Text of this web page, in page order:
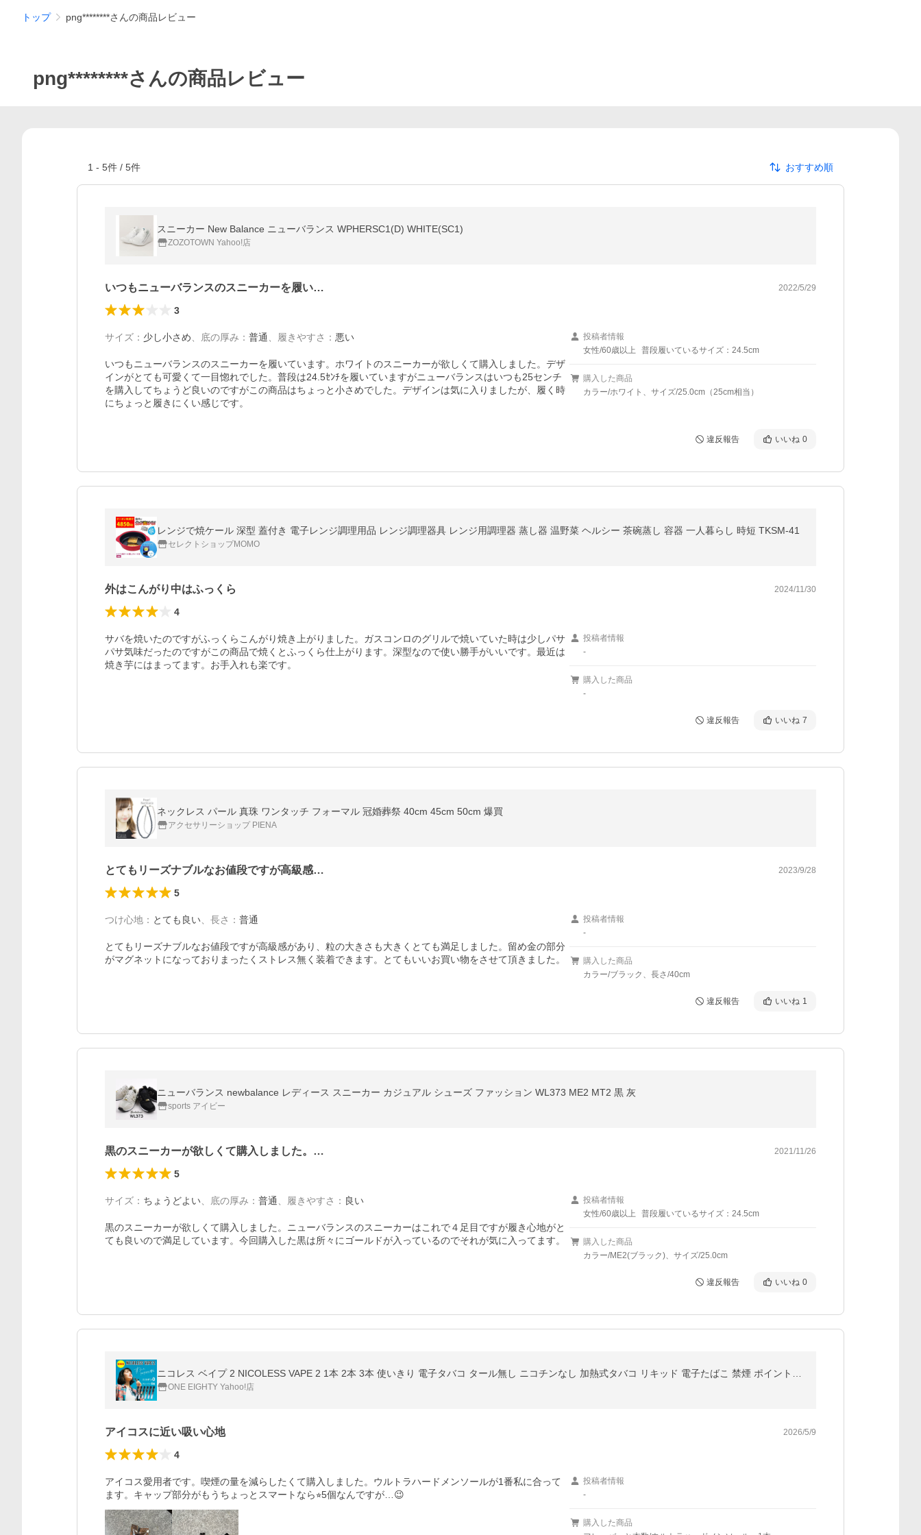
トップ png********さんの商品レビュー
png********さんの商品レビュー
1 - 5件 / 5件 おすすめ順
スニーカー New Balance ニューバランス WPHERSC1(D) WHITE(SC1)
ZOZOTOWN Yahoo!店
いつもニューバランスのスニーカーを履い… 2022/5/29
3
サイズ ： 少し小さめ 底の厚み ： 普通 履きやすさ ： 悪い
いつもニューバランスのスニーカーを履いています。ホワイトのスニーカーが欲しくて購入しました。デザ
インがとても可愛くて一目惚れでした。普段は24.5ｾﾝﾁを履いていますがニューバランスはいつも25センチ
を購入してちょうど良いのですがこの商品はちょっと小さめでした。デザインは気に入りましたが、履く時
にちょっと履きにくい感じです。
投稿者情報
女性/60歳以上
普段履いているサイズ：24.5cm
購入した商品
カラー/ホワイト、サイズ/25.0cm（25cm相当）
違反報告 いいね 0
レンジで焼ケール 深型 蓋付き 電子レンジ調理用品 レンジ調理器具 レンジ用調理器 蒸し器 温野菜 ヘルシー 茶碗蒸し 容器 一人暮らし 時短 TKSM-41
セレクトショップMOMO
外はこんがり中はふっくら 2024/11/30
4
サバを焼いたのですがふっくらこんがり焼き上がりました。ガスコンロのグリルで焼いていた時は少しパサ
パサ気味だったのですがこの商品で焼くとふっくら仕上がります。深型なので使い勝手がいいです。最近は
焼き芋にはまってます。お手入れも楽です。
投稿者情報
-
購入した商品
-
違反報告 いいね 7
ネックレス パール 真珠 ワンタッチ フォーマル 冠婚葬祭 40cm 45cm 50cm 爆買
アクセサリーショップ PIENA
とてもリーズナブルなお値段ですが高級感… 2023/9/28
5
つけ心地 ： とても良い 長さ ： 普通
とてもリーズナブルなお値段ですが高級感があり、粒の大きさも大きくとても満足しました。留め金の部分
がマグネットになっておりまったくストレス無く装着できます。とてもいいお買い物をさせて頂きました。
投稿者情報
-
購入した商品
カラー/ブラック、長さ/40cm
違反報告 いいね 1
ニューバランス newbalance レディース スニーカー カジュアル シューズ ファッション WL373 ME2 MT2 黒 灰
sports アイビー
黒のスニーカーが欲しくて購入しました。… 2021/11/26
5
サイズ ： ちょうどよい 底の厚み ： 普通 履きやすさ ： 良い
黒のスニーカーが欲しくて購入しました。ニューバランスのスニーカーはこれで４足目ですが履き心地がと
ても良いので満足しています。今回購入した黒は所々にゴールドが入っているのでそれが気に入ってます。
投稿者情報
女性/60歳以上
普段履いているサイズ：24.5cm
購入した商品
カラー/ME2(ブラック)、サイズ/25.0cm
違反報告 いいね 0
ONE EIGHTY Yahoo!店
アイコスに近い吸い心地 2026/5/9
4
アイコス愛用者です。喫煙の量を減らしたくて購入しました。ウルトラハードメンソールが1番私に合って
ます。キャップ部分がもうちょっとスマートなら⭐︎5個なんですが…😉
投稿者情報
-
購入した商品